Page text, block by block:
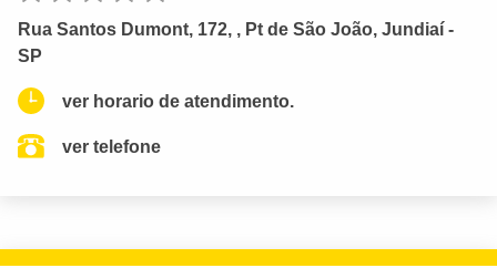
Rua Santos Dumont, 172, , Pt de São João, Jundiaí -
SP
ver horario de atendimento.
ver telefone